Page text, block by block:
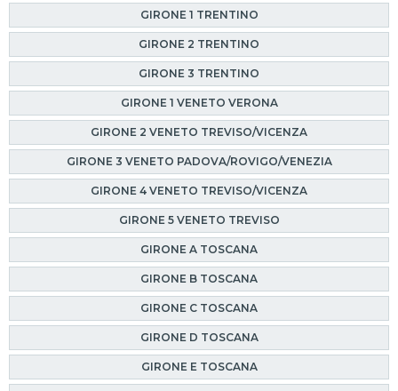
GIRONE 1 TRENTINO
GIRONE 2 TRENTINO
GIRONE 3 TRENTINO
GIRONE 1 VENETO VERONA
GIRONE 2 VENETO TREVISO/VICENZA
GIRONE 3 VENETO PADOVA/ROVIGO/VENEZIA
GIRONE 4 VENETO TREVISO/VICENZA
GIRONE 5 VENETO TREVISO
GIRONE A TOSCANA
GIRONE B TOSCANA
GIRONE C TOSCANA
GIRONE D TOSCANA
GIRONE E TOSCANA